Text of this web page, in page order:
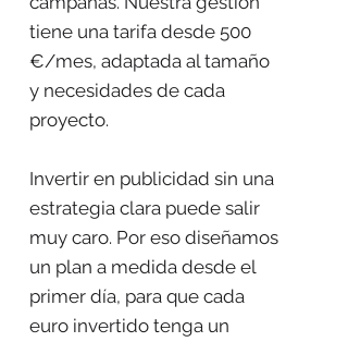
tiene una tarifa desde 500
€/mes, adaptada al tamaño
y necesidades de cada
proyecto.
Invertir en publicidad sin una
estrategia clara puede salir
muy caro. Por eso diseñamos
un plan a medida desde el
primer día, para que cada
euro invertido tenga un